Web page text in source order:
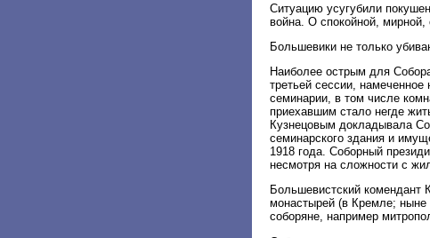
Ситуацию усугубили
война. О спокойной, мирной,
Большевики не только
Наиболее острым для
третьей сессии,
семинарии, в том числе
приехавшим стало негде
Кузнецовым докладывала
семинарского здания и
1918 года. Соборный
несмотря на сложности с
Большевистский комендант
монастырей (в Кремле; ныне
соборяне, например